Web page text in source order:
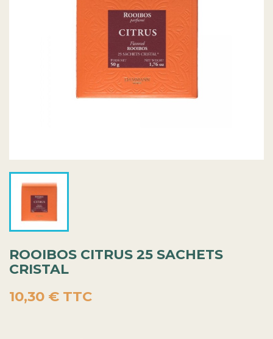
ROOIBOS CITRUS 25 SACHETS
CRISTAL
10,30 € TTC